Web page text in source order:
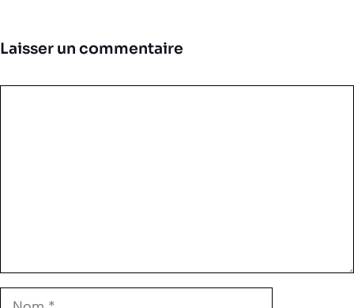
Laisser un commentaire
Nom